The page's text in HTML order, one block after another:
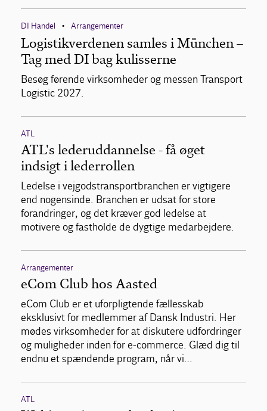
DI Handel • Arrangementer
Logistikverdenen samles i München –
Tag med DI bag kulisserne
Besøg førende virksomheder og messen Transport
Logistic 2027.
ATL
ATL's lederuddannelse - få øget
indsigt i lederrollen
Ledelse i vejgodstransportbranchen er vigtigere
end nogensinde. Branchen er udsat for store
forandringer, og det kræver god ledelse at
motivere og fastholde de dygtige medarbejdere.
Arrangementer
eCom Club hos Aasted
eCom Club er et uforpligtende fællesskab
eksklusivt for medlemmer af Dansk Industri. Her
mødes virksomheder for at diskutere udfordringer
og muligheder inden for e-commerce. Glæd dig til
endnu et spændende program, når vi…
ATL